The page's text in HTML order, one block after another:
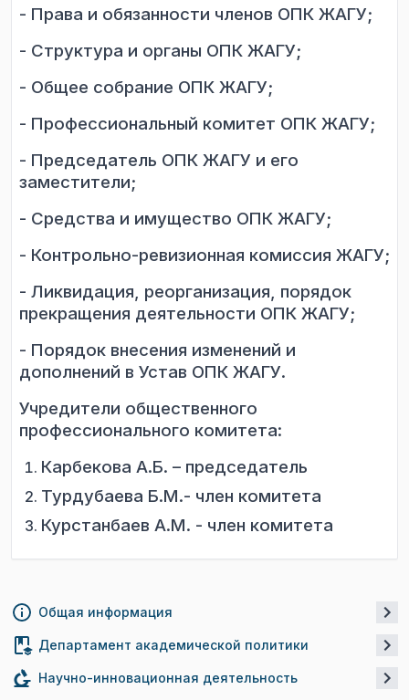
Общая информация
Департамент академической политики
Научно-инновационная деятельность
- Права и обязанности членов ОПК ЖАГУ;
- Структура и органы ОПК ЖАГУ;
- Общее собрание ОПК ЖАГУ;
- Профессиональный комитет ОПК ЖАГУ;
- Председатель ОПК ЖАГУ и его
заместители;
- Средства и имущество ОПК ЖАГУ;
- Контрольно-ревизионная комиссия ЖАГУ;
- Ликвидация, реорганизация, порядок
прекращения деятельности ОПК ЖАГУ;
- Порядок внесения изменений и
дополнений в Устав ОПК ЖАГУ.
Учредители общественного
профессионального комитета:
Карбекова А.Б. – председатель
Турдубаева Б.М.- член комитета
Курстанбаев А.М. - член комитета